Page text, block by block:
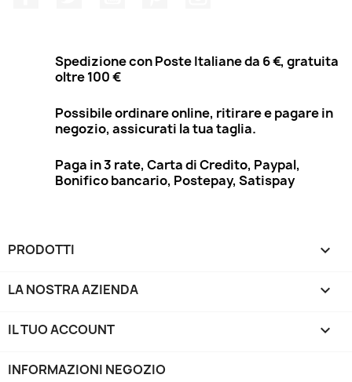
Spedizione con Poste Italiane da 6 €, gratuita
oltre 100 €
Possibile ordinare online, ritirare e pagare in
negozio, assicurati la tua taglia.
Paga in 3 rate, Carta di Credito, Paypal,
Bonifico bancario, Postepay, Satispay
PRODOTTI 
LA NOSTRA AZIENDA 
IL TUO ACCOUNT 
INFORMAZIONI NEGOZIO